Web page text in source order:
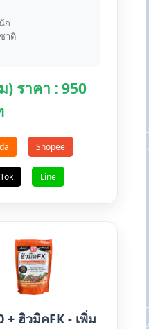
ก
าติ
) ราคา : 950
Shopee
Line
+ ฮิวมิคFK - เพิ่ม